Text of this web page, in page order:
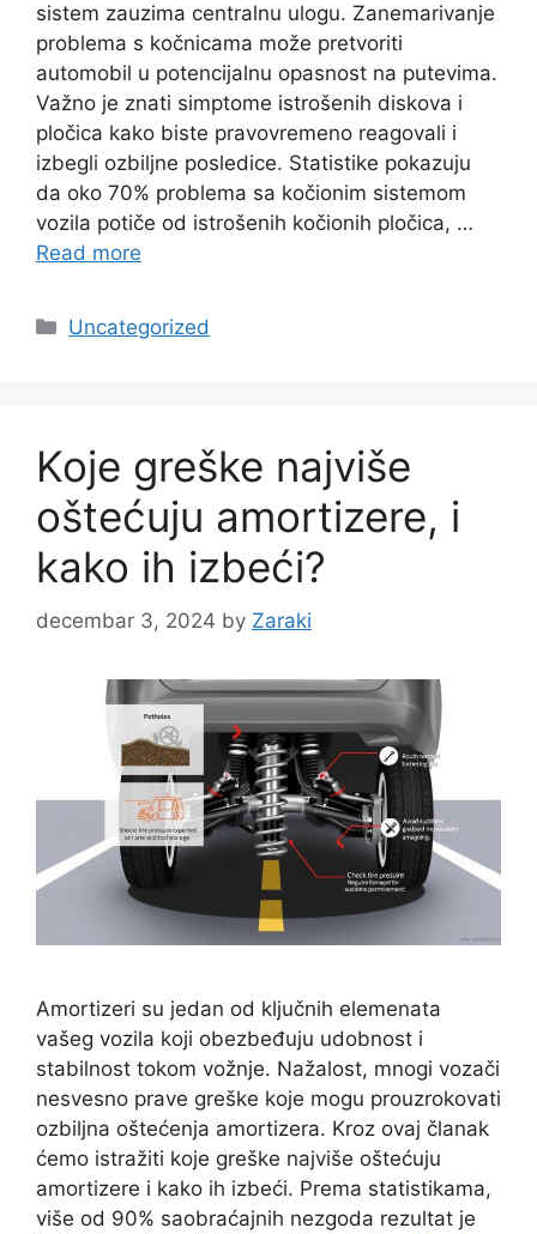
sistem zauzima centralnu ulogu. Zanemarivanje
problema s kočnicama može pretvoriti
automobil u potencijalnu opasnost na putevima.
Važno je znati simptome istrošenih diskova i
pločica kako biste pravovremeno reagovali i
izbegli ozbiljne posledice. Statistike pokazuju
da oko 70% problema sa kočionim sistemom
vozila potiče od istrošenih kočionih pločica, …
Read more
Categories
Uncategorized
Koje greške najviše
oštećuju amortizere, i
kako ih izbeći?
decembar 3, 2024 by Zaraki
Amortizeri su jedan od ključnih elemenata
vašeg vozila koji obezbeđuju udobnost i
stabilnost tokom vožnje. Nažalost, mnogi vozači
nesvesno prave greške koje mogu prouzrokovati
ozbiljna oštećenja amortizera. Kroz ovaj članak
ćemo istražiti koje greške najviše oštećuju
amortizere i kako ih izbeći. Prema statistikama,
više od 90% saobraćajnih nezgoda rezultat je